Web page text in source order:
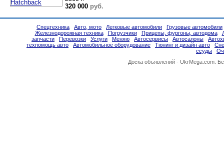
320 000 руб.
Спецтехника Авто, мото Легковые автомобили
Грузовые автомобили
Железнодорожная техника
Погрузчики Прицепы, фургоны, автодома
запчасти
Перевозки Услуги Меняю Автосервисы Автосалоны
техпомощь авто
Автомобильное оборудование Тюнинг и дизайн авто
ссуды
Доска объявлений - UkrMega.com.